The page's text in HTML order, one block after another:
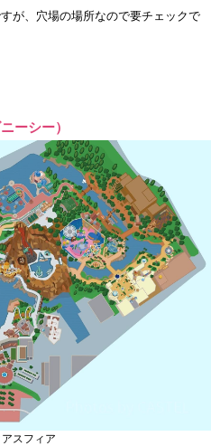
が、穴場の場所なので要チェックで
ーシー）
アスフィア